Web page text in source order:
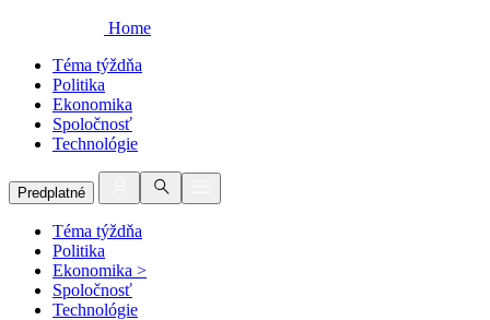
Home
Téma týždňa
Politika
Ekonomika
Spoločnosť
Technológie
Predplatné
Téma týždňa
Politika
Ekonomika >
Spoločnosť
Technológie